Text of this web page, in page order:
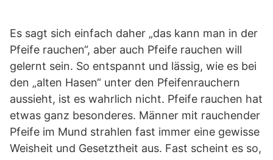
Es sagt sich einfach daher „das kann man in der
Pfeife rauchen“, aber auch Pfeife rauchen will
gelernt sein. So entspannt und lässig, wie es bei
den „alten Hasen“ unter den Pfeifenrauchern
aussieht, ist es wahrlich nicht. Pfeife rauchen hat
etwas ganz besonderes. Männer mit rauchender
Pfeife im Mund strahlen fast immer eine gewisse
Weisheit und Gesetztheit aus. Fast scheint es so,